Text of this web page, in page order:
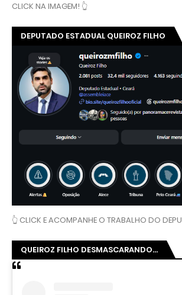
CLICK NA IMAGEM! 👆
DEPUTADO ESTADUAL QUEIROZ FILHO
👆 CLICK E ACOMPANHE O TRABALHO DO
QUEIROZ FILHO DESMASCARANDO...